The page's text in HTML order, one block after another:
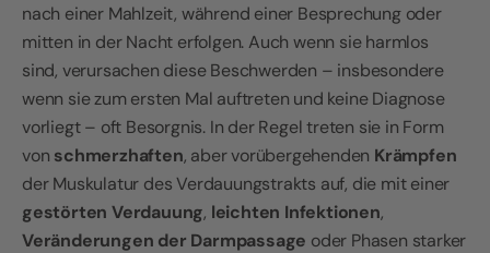
nach einer Mahlzeit, während einer Besprechung oder
mitten in der Nacht erfolgen. Auch wenn sie harmlos
sind, verursachen diese Beschwerden – insbesondere
wenn sie zum ersten Mal auftreten und keine Diagnose
vorliegt – oft Besorgnis. In der Regel treten sie in Form
von schmerzhaften, aber vorübergehenden Krämpfen
der Muskulatur des Verdauungstrakts auf, die mit einer
gestörten Verdauung, leichten Infektionen,
Veränderungen der Darmpassage oder Phasen starker